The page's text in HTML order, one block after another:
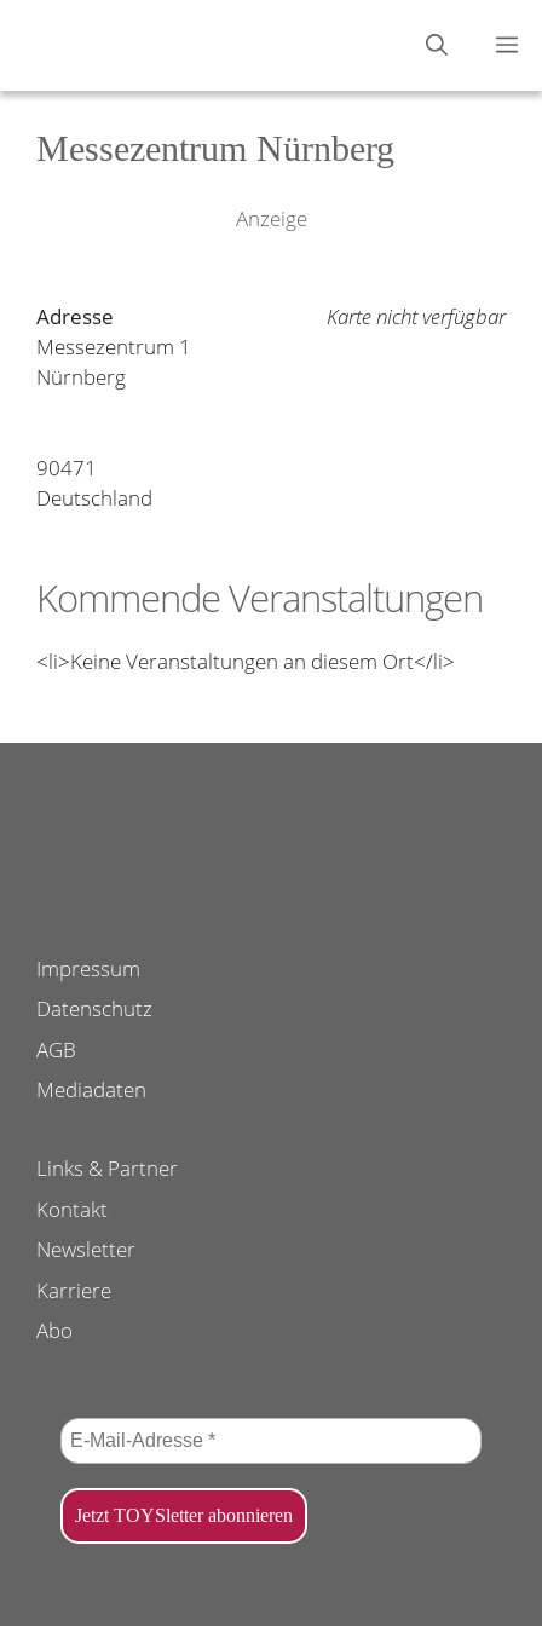
Messezentrum Nürnberg
Anzeige
Karte nicht verfügbar
Adresse
Messezentrum 1
Nürnberg
90471
Deutschland
Kommende Veranstaltungen
<li>Keine Veranstaltungen an diesem Ort</li>
Impressum
Datenschutz
AGB
Mediadaten
Links & Partner
Kontakt
Newsletter
Karriere
Abo